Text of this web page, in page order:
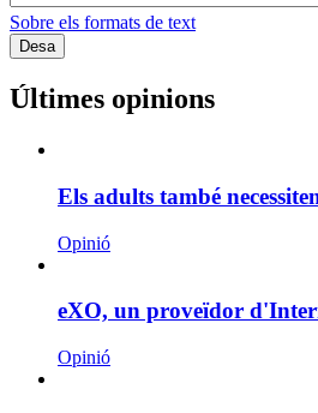
Sobre els formats de text
Últimes opinions
Els adults també
Opinió
eXO, un proveïdor
Opinió